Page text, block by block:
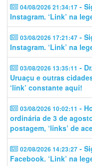
04/08/2026 21:34:17 -
Instagram. ‘Link’ na
03/08/2026 17:21:47 -
Instagram. ‘Link’ na
03/08/2026 13:35:11 -
Uruaçu e outras
‘link’ constante aqui!
03/08/2026 10:02:11 -
ordinária de 3 de
postagem, ‘links’ de
02/08/2026 14:23:27 -
Facebook. ‘Link’ na